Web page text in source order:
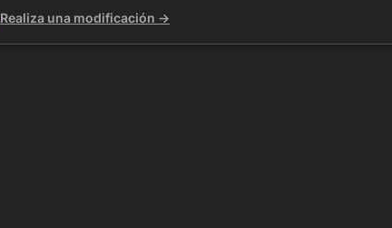
Realiza una modificación →